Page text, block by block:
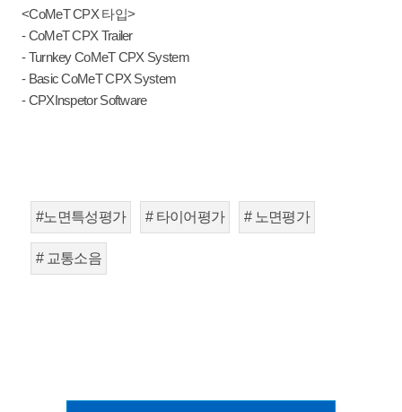
<CoMeT CPX 타입>
- CoMeT CPX Trailer
- Turnkey CoMeT CPX System
- Basic CoMeT CPX System
- CPXInspetor Software
#노면특성평가 # 타이어평가 # 노면평가
# 교통소음